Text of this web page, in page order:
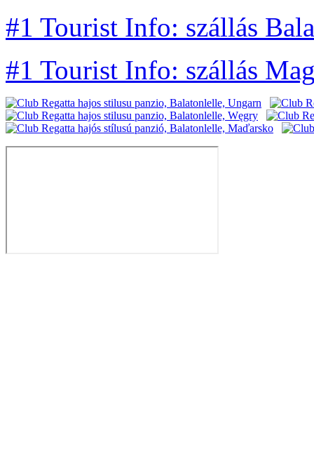
#1 Tourist Info: szállás
#1 Tourist Info: szállás